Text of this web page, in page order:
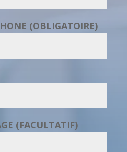
(OBLIGATOIRE)
(FACULTATIF)